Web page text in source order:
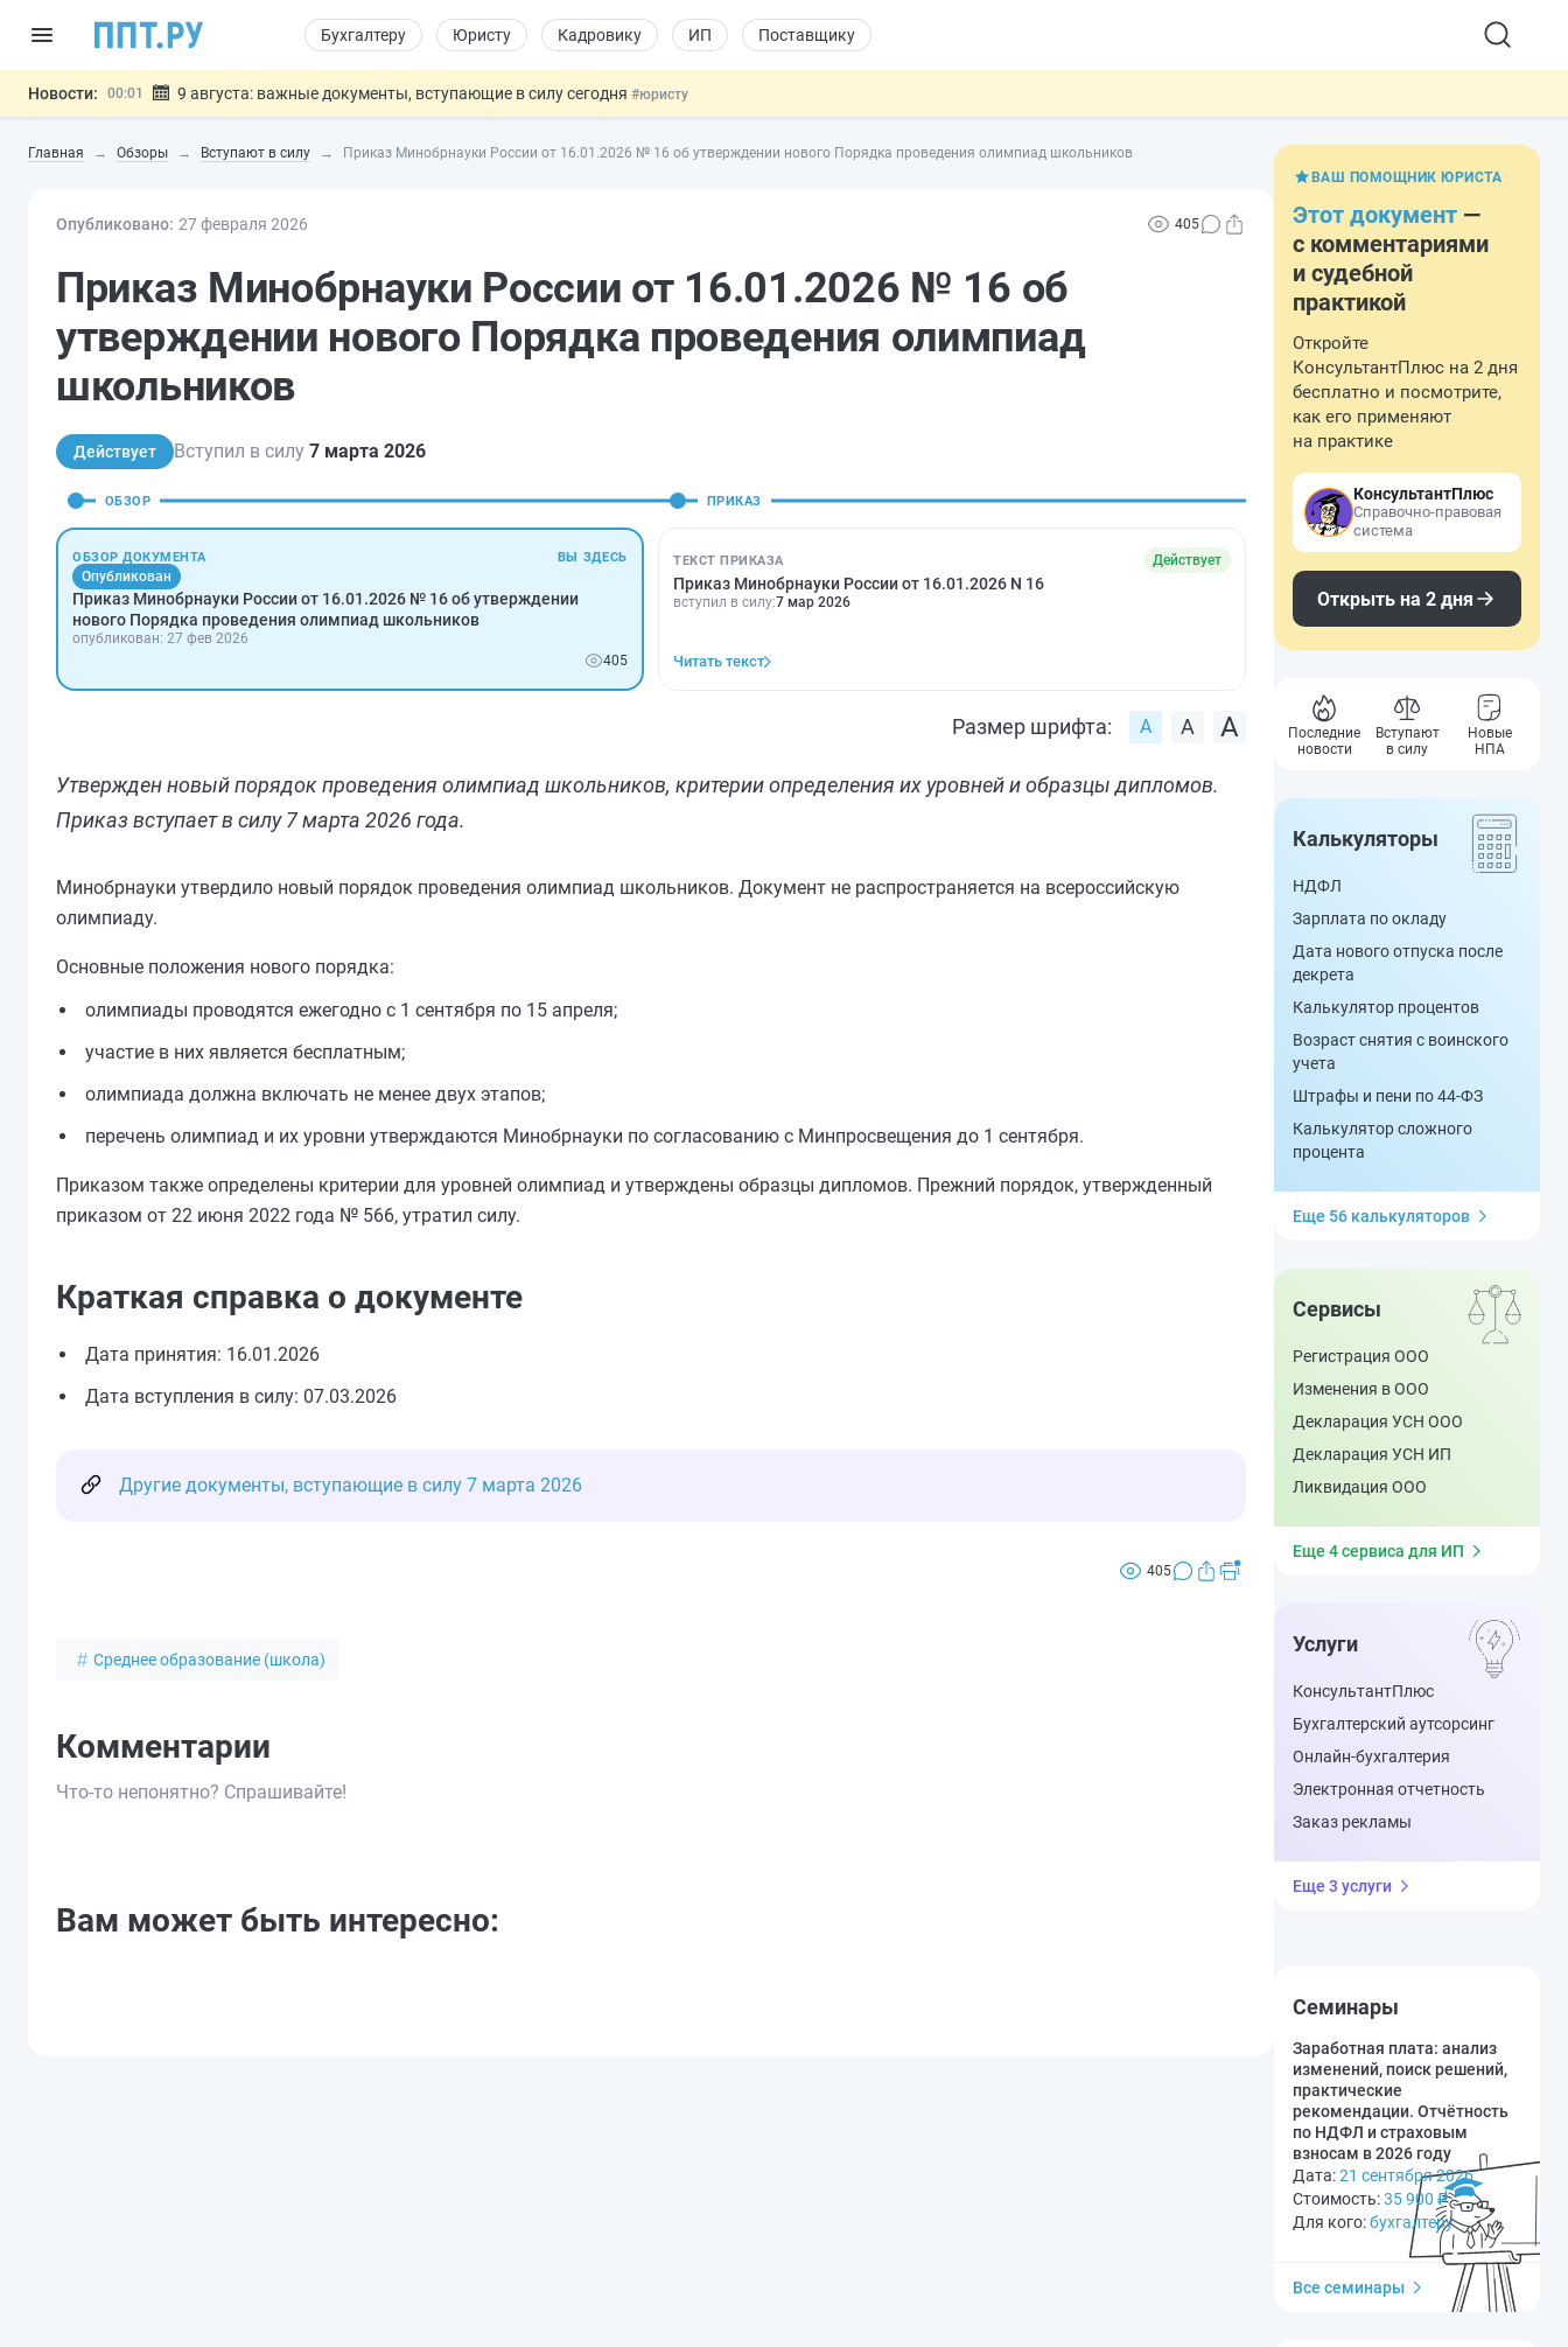
Бухгалтеру Юристу Кадровику ИП Поставщику
Новости: 00:01 9 августа: важные документы, вступающие в силу сегодня #юристу
07.08 Дистанционную работу беременных пропишут в ТК РФ#кадровику
07.08
Важно Разработают единые критерии трудовых и ГПХ-отношений
Главная Обзоры Вступают в силу Приказ Минобрнауки России от 16.01.2026 № 16 об утверждении нового Порядка проведения олимпиад школьников
Опубликовано: 27 февраля 2026 405
Приказ Минобрнауки России от 16.01.2026 № 16 об
утверждении нового Порядка проведения олимпиад
школьников
Действует Вступил в силу 7 марта 2026
ОБЗОР
ОБЗОР ДОКУМЕНТА ВЫ ЗДЕСЬ
Опубликован
Приказ Минобрнауки России от 16.01.2026 № 16 об утверждении
нового Порядка проведения олимпиад школьников
опубликован: 27 фев 2026
405
ПРИКАЗ
ТЕКСТ ПРИКАЗА Действует
Приказ Минобрнауки России от 16.01.2026 N 16
вступил в силу:7 мар 2026
Читать текст
Размер шрифта:
Утвержден новый порядок проведения олимпиад школьников, критерии определения их уровней и образцы дипломов.
Приказ вступает в силу 7 марта 2026 года.
Минобрнауки утвердило новый порядок проведения олимпиад школьников. Документ не распространяется на всероссийскую
олимпиаду.
Основные положения нового порядка:
олимпиады проводятся ежегодно с 1 сентября по 15 апреля;
участие в них является бесплатным;
олимпиада должна включать не менее двух этапов;
перечень олимпиад и их уровни утверждаются Минобрнауки по согласованию с Минпросвещения до 1 сентября.
Приказом также определены критерии для уровней олимпиад и утверждены образцы дипломов. Прежний порядок, утвержденный
приказом от 22 июня 2022 года № 566, утратил силу.
Краткая справка о документе
Дата принятия: 16.01.2026
Дата вступления в силу: 07.03.2026
Другие документы, вступающие в силу 7 марта 2026
405
Среднее образование (школа)
Комментарии
Что-то непонятно? Спрашивайте!
Вам может быть интересно:
ВАШ ПОМОЩНИК ЮРИСТА
Этот документ —
с комментариями
и судебной
практикой
Откройте
КонсультантПлюс на 2 дня
бесплатно и посмотрите,
как его применяют
на практике
КонсультантПлюс
Справочно-правовая
система
Открыть на 2 дня
Последние
новости
Вступают
в силу
Новые
НПА
Калькуляторы
НДФЛ
Зарплата по окладу
Дата нового отпуска после
декрета
Калькулятор процентов
Возраст снятия с воинского
учета
Штрафы и пени по 44-ФЗ
Калькулятор сложного
процента
Еще 56 калькуляторов
Сервисы
Регистрация ООО
Изменения в ООО
Декларация УСН ООО
Декларация УСН ИП
Ликвидация ООО
Еще 4 сервиса для ИП
Услуги
КонсультантПлюс
Бухгалтерский аутсорсинг
Онлайн-бухгалтерия
Электронная отчетность
Заказ рекламы
Еще 3 услуги
Семинары
Заработная плата: анализ
изменений, поиск решений,
практические
рекомендации. Отчётность
по НДФЛ и страховым
взносам в 2026 году
Дата:21 сентября 2026
Стоимость:35 900 ₽
Для кого:бухгалтеру
Все семинары